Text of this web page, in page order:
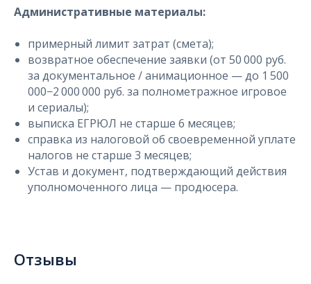
Административные материалы:
примерный лимит затрат (смета);
возвратное обеспечение заявки (от 50 000 руб.
за документальное / анимационное — до 1 500
000−2 000 000 руб. за полнометражное игровое
и сериалы);
выписка ЕГРЮЛ не старше 6 месяцев;
справка из налоговой об своевременной уплате
налогов не старше 3 месяцев;
Устав и документ, подтверждающий действия
уполномоченного лица — продюсера.
Отзывы